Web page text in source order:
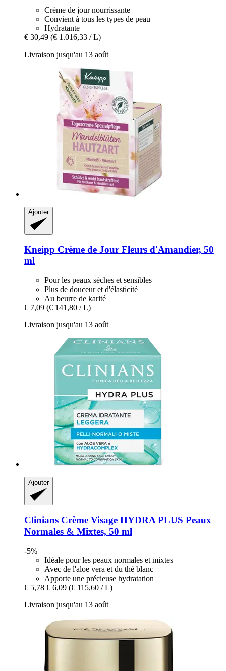
Crème de jour nourrissante
Convient à tous les types de peau
Hydratante
€ 30,49 (€ 1.016,33 / L)
Livraison jusqu'au 13 août
Ajouter
Kneipp Crème de Jour Fleurs d'Amandier, 50
ml
Pour les peaux sèches et sensibles
Plus de douceur et d'élasticité
Au beurre de karité
€ 7,09 (€ 141,80 / L)
Livraison jusqu'au 13 août
Ajouter
Clinians Crème Visage HYDRA PLUS Peaux
Normales & Mixtes, 50 ml
-5%
Idéale pour les peaux normales et mixtes
Avec de l'aloe vera et du thé blanc
Apporte une précieuse hydratation
€ 5,78 € 6,09 (€ 115,60 / L)
Livraison jusqu'au 13 août